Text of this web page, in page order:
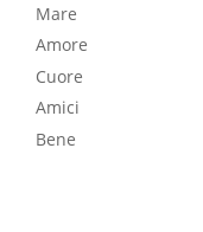
Mare
Amore
Cuore
Amici
Bene